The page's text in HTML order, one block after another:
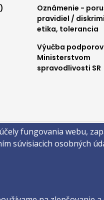
Oznámenie -
pravidiel /
etika, tolerancia
Výučba
Ministerstvom
spravodlivosti SR
Cookies
fungovania webu,
súvisiacich osobných